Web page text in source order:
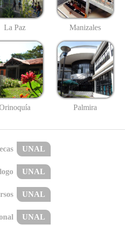
La Paz Manizales
Palmira
UNAL
UNAL
UNAL
UNAL